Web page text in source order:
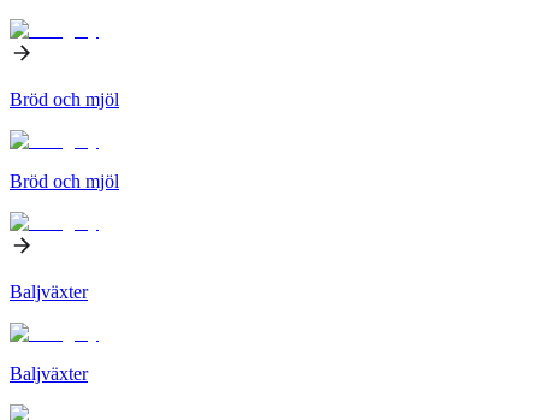
Bröd och mjöl
Bröd och mjöl
Baljväxter
Baljväxter